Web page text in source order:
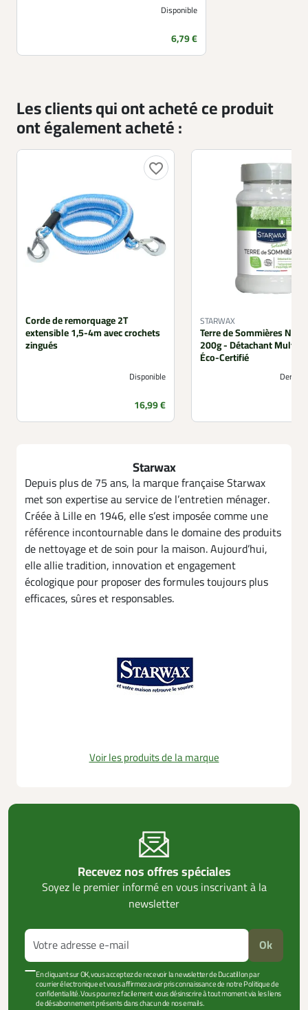
Disponible
Prix
6,79 €
Les clients qui ont acheté ce produit
ont également acheté :
favorite_border
Corde de remorquage 2T
extensible 1,5-4m avec crochets
zingués
Disponible
Prix
16,99 €
STARWAX
Terre de Sommières
200g - Détachant Multi-
Éco-Certifié
Starwax
Depuis plus de 75 ans, la marque française Starwax
met son expertise au service de l’entretien ménager.
Créée à Lille en 1946, elle s’est imposée comme une
référence incontournable dans le domaine des produits
de nettoyage et de soin pour la maison. Aujourd’hui,
elle allie tradition, innovation et engagement
écologique pour proposer des formules toujours plus
efficaces, sûres et responsables.
Voir les produits de la marque
Recevez nos offres spéciales
Soyez le premier informé en vous inscrivant à la
newsletter
Ok
En cliquant sur OK, vous acceptez de recevoir la newsletter de Ducatillon par
courrier électronique et vous affirmez avoir pris connaissance de notre Politique de
confidentialité. Vous pourrez facilement vous désinscrire à tout moment via les liens
de désabonnement présents dans chacun de nos emails.